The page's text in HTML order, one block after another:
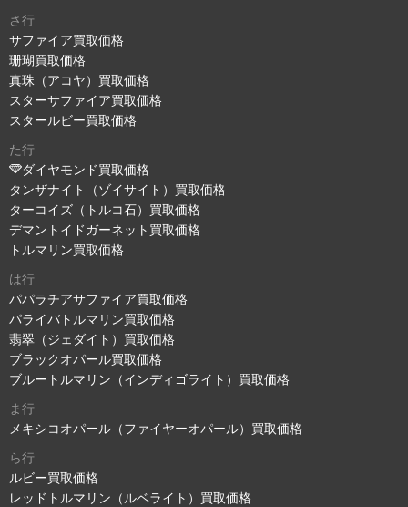
さ行
サファイア買取価格
珊瑚買取価格
真珠（アコヤ）買取価格
スターサファイア買取価格
スタールビー買取価格
た行
ダイヤモンド買取価格
タンザナイト（ゾイサイト）買取価格
ターコイズ（トルコ石）買取価格
デマントイドガーネット買取価格
トルマリン買取価格
は行
パパラチアサファイア買取価格
パライバトルマリン買取価格
翡翠（ジェダイト）買取価格
ブラックオパール買取価格
ブルートルマリン（インディゴライト）買取価格
ま行
メキシコオパール（ファイヤーオパール）買取価格
ら行
ルビー買取価格
レッドトルマリン（ルベライト）買取価格